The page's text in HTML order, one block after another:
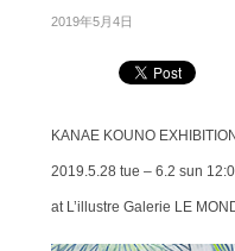
2019年5月4日
KANAE KOUNO
2019.5.28 tue – 6.2 sun
at L’illustre Galerie LE